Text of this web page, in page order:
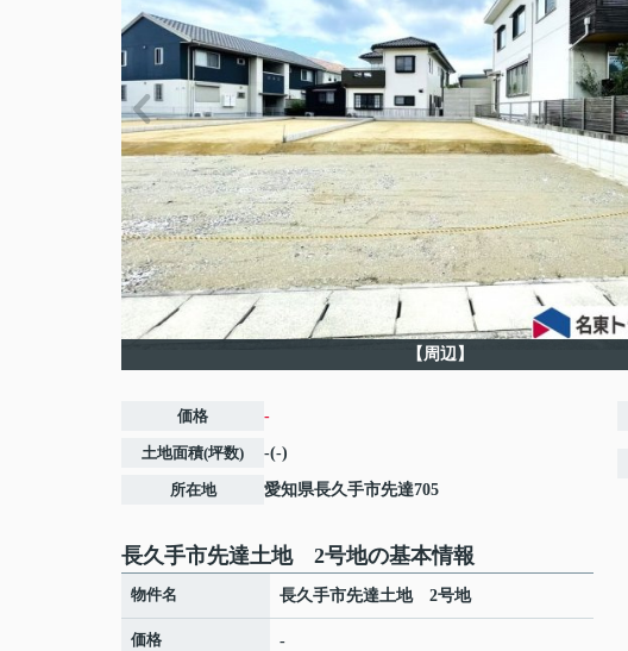
【周辺】
価格 -
土地面積(坪数) -(-)
所在地 愛知県長久手市先達705
長久手市先達土地 2号地の基本情報
物件名 長久手市先達土地 2号地
価格 -